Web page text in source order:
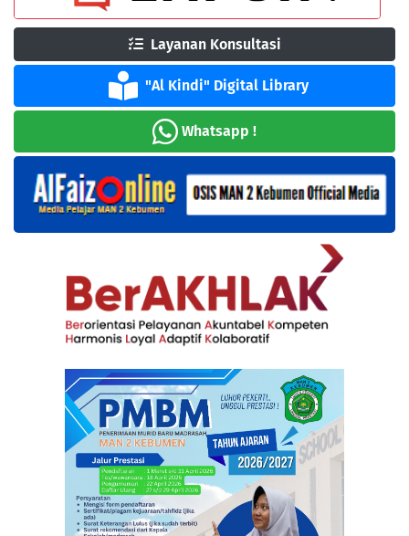
Layanan Konsultasi
"Al Kindi" Digital Library
Whatsapp !